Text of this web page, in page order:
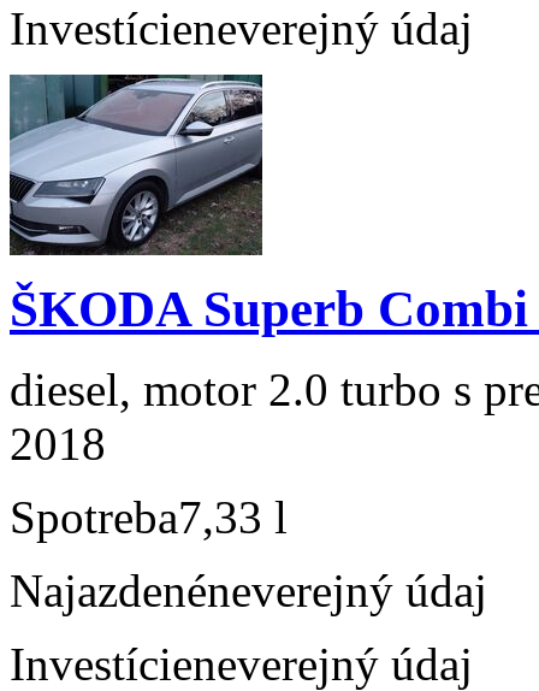
Investícieneverejný údaj
ŠKODA Superb
diesel, motor 2.0 turbo s
2018
Spotreba7,33 l
Najazdenéneverejný údaj
Investícieneverejný údaj